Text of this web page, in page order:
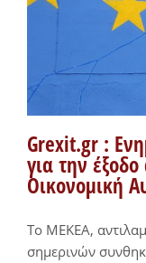
Grexit.gr :
για την
Οικονομική
Το ΜΕΚΕΑ,
σημερινών